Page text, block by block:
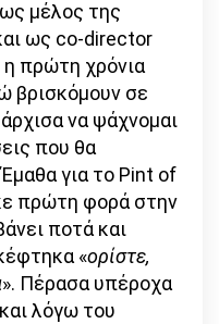
μέλος της
ως co-director
η πρώτη χρόνια
βρισκόμουν σε
να ψάχνομαι
που θα
για το Pint of
πρώτη φορά στην
ποτά και
«ορίστε,
». Πέρασα υπέροχα
λόγω του